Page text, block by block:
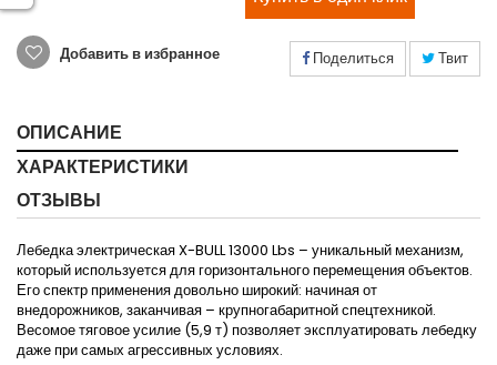
Добавить в избранное Поделиться Твит
ОПИСАНИЕ
ХАРАКТЕРИСТИКИ
ОТЗЫВЫ
Лебедка электрическая X-BULL 13000 Lbs – уникальный механизм,
который используется для горизонтального перемещения объектов.
Его спектр применения довольно широкий: начиная от
внедорожников, заканчивая – крупногабаритной спецтехникой.
Весомое тяговое усилие (5,9 т) позволяет эксплуатировать лебедку
даже при самых агрессивных условиях.